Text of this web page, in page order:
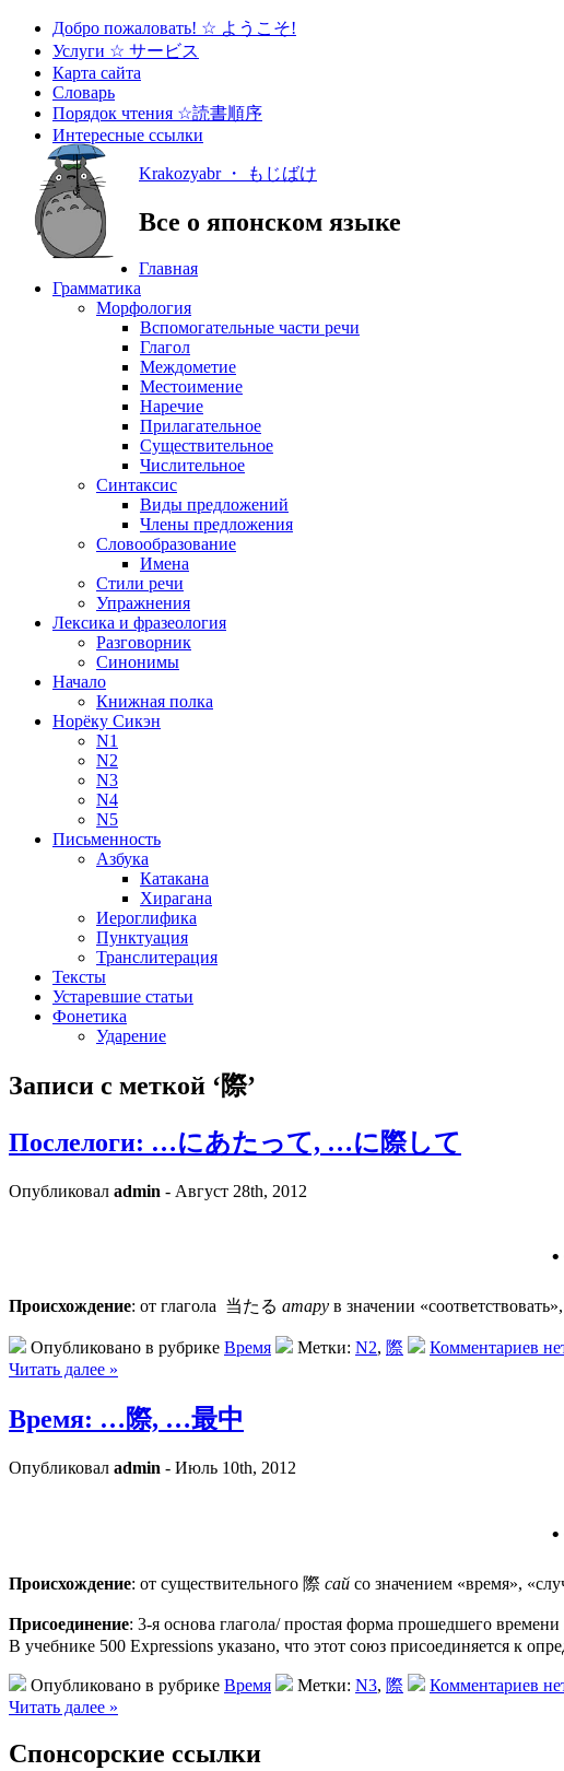
Добро пожаловать! ☆ ようこそ!
Услуги ☆ サービス
Карта сайта
Словарь
Порядок чтения ☆読書順序
Интересные ссылки
Krakozyabr ・ もじばけ
Все о японском языке
Главная
Грамматика
Морфология
Вспомогательные части речи
Глагол
Междометие
Местоимение
Наречие
Прилагательное
Существительное
Числительное
Синтаксис
Виды предложений
Члены предложения
Словообразование
Имена
Стили речи
Упражнения
Лексика и фразеология
Разговорник
Синонимы
Начало
Книжная полка
Норёку Сикэн
N1
N2
N3
N4
N5
Письменность
Азбука
Катакана
Хирагана
Иероглифика
Пунктуация
Транслитерация
Тексты
Устаревшие статьи
Фонетика
Ударение
Записи с меткой ‘際’
Послелоги: …にあたって, …に際して
Опубликовал admin - Август 28th, 2012
Происхождение: от глагола 当たる атару в значении
Опубликовано в рубрике Время Метки: N2, 際
Комментариев
Читать далее »
Время: …際, …最中
Опубликовал admin - Июль 10th, 2012
Происхождение: от существительного 際 сай со значением «время»,
Присоединение: 3-я основа глагола/ простая форма прошедшего
В учебнике 500 Expressions указано, что этот союз присоединяется к
Опубликовано в рубрике Время Метки: N3, 際
Комментариев
Читать далее »
Спонсорские ссылки